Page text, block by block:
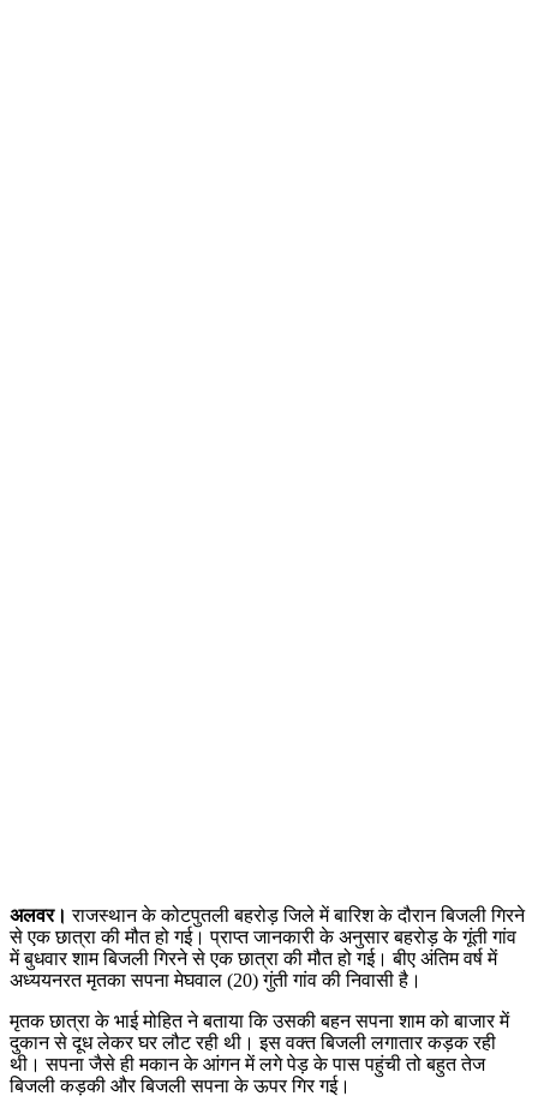
अलवर। राजस्थान के कोटपुतली बहरोड़ जिले में बारिश के दौरान बिजली गिरने
से एक छात्रा की मौत हो गई। प्राप्त जानकारी के अनुसार बहरोड़ के गूंती गांव
में बुधवार शाम बिजली गिरने से एक छात्रा की मौत हो गई। बीए अंतिम वर्ष में
अध्ययनरत मृतका सपना मेघवाल (20) गुंती गांव की निवासी है।
मृतक छात्रा के भाई मोहित ने बताया कि उसकी बहन सपना शाम को बाजार में
दुकान से दूध लेकर घर लौट रही थी। इस वक्त बिजली लगातार कड़क रही
थी। सपना जैसे ही मकान के आंगन में लगे पेड़ के पास पहुंची तो बहुत तेज
बिजली कड़की और बिजली सपना के ऊपर गिर गई।